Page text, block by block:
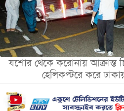
যশোর থেকে করোনায় আক্রান্ত
হেলিকপ্টরে করে